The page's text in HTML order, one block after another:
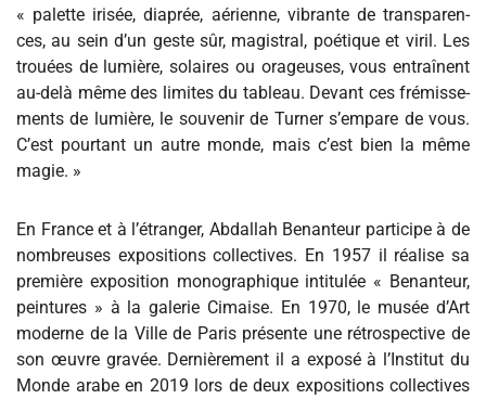
« palette irisée, dia­prée, aérienne, vibrante de trans­pa­ren­
ces, au sein d’un geste sûr, magis­tral, poé­ti­que et viril. Les
trouées de lumière, solai­res ou ora­geu­ses, vous entraî­nent
au-delà même des limi­tes du tableau. Devant ces fré­mis­se­
ments de lumière, le sou­ve­nir de Turner s’empare de vous.
C’est pour­tant un autre monde, mais c’est bien la même
magie. »
En France et à l’étranger, Abdallah Benanteur participe à de
nombreuses expositions collectives. En 1957 il réalise sa
première exposition monographique intitulée « Benanteur,
peintures » à la galerie Cimaise. En 1970, le musée d’Art
moderne de la Ville de Paris présente une rétrospective de
son œuvre gravée. Dernièrement il a exposé à l’Institut du
Monde arabe en 2019 lors de deux expositions collectives